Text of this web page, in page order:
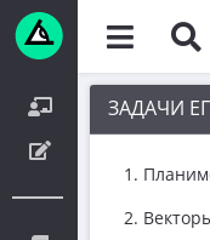
ЗАДАЧИ
1.
2.